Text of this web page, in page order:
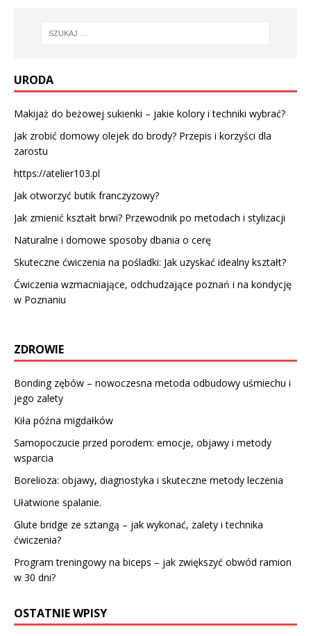
URODA
Makijaż do beżowej sukienki – jakie kolory i techniki wybrać?
Jak zrobić domowy olejek do brody? Przepis i korzyści dla
zarostu
https://atelier103.pl
Jak otworzyć butik franczyzowy?
Jak zmienić kształt brwi? Przewodnik po metodach i stylizacji
Naturalne i domowe sposoby dbania o cerę
Skuteczne ćwiczenia na pośladki: Jak uzyskać idealny kształt?
Ćwiczenia wzmacniające, odchudzające poznań i na kondycję
w Poznaniu
ZDROWIE
Bonding zębów – nowoczesna metoda odbudowy uśmiechu i
jego zalety
Kiła późna migdałków
Samopoczucie przed porodem: emocje, objawy i metody
wsparcia
Borelioza: objawy, diagnostyka i skuteczne metody leczenia
Ułatwione spalanie.
Glute bridge ze sztangą – jak wykonać, zalety i technika
ćwiczenia?
Program treningowy na biceps – jak zwiększyć obwód ramion
w 30 dni?
OSTATNIE WPISY